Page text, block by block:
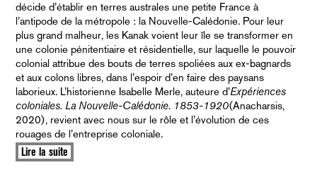
décide d’établir en terres australes une petite France à
l’antipode de la métropole : la Nouvelle-Calédonie. Pour leur
plus grand malheur, les Kanak voient leur île se transformer en
une colonie pénitentiaire et résidentielle, sur laquelle le pouvoir
colonial attribue des bouts de terres spoliées aux ex-bagnards
et aux colons libres, dans l’espoir d’en faire des paysans
laborieux. L’historienne Isabelle Merle, auteure d’Expériences
coloniales. La Nouvelle-Calédonie. 1853-1920(Anacharsis,
2020), revient avec nous sur le rôle et l’évolution de ces
rouages de l’entreprise coloniale.
Lire la suite